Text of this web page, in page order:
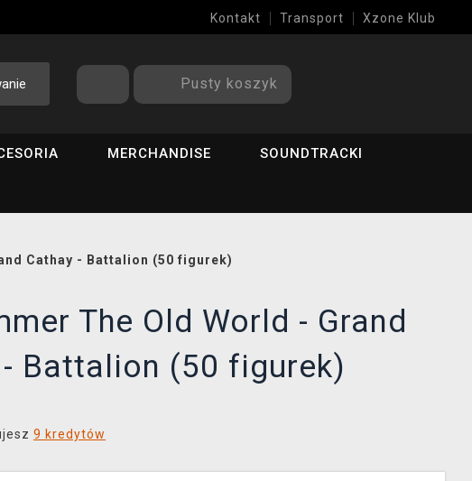
Kontakt Transport Xzone Klub
Pusty koszyk
MERCHANDISE SOUNDTRACKI
Cathay - Battalion (50 figurek)
The Old World - Grand
Battalion (50 figurek)
9 kredytów